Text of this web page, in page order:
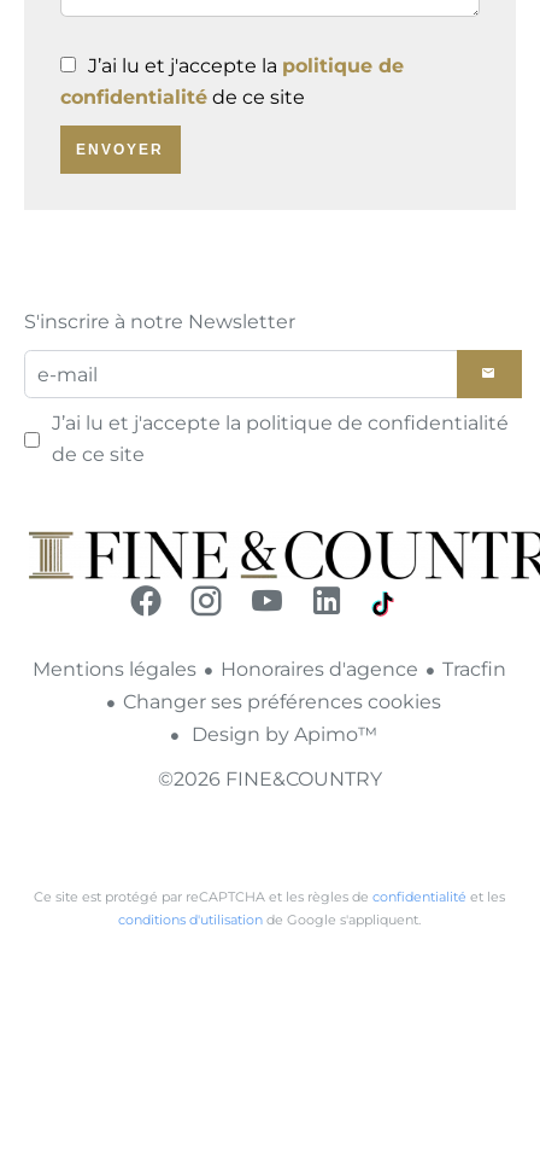
J’ai lu et j'accepte la politique de
confidentialité de ce site
ENVOYER
S'inscrire à notre Newsletter
J’ai lu et j'accepte la politique de confidentialité
de ce site
Mentions légales Honoraires d'agence
Tracfin
Changer ses préférences cookies
Design by Apimo™
©2026 FINE&COUNTRY
Ce site est protégé par reCAPTCHA et les règles deconfidentialité et les
conditions d'utilisation de Google s'appliquent.